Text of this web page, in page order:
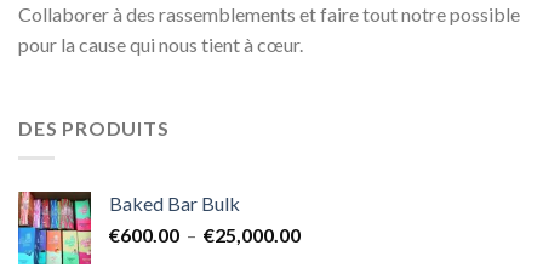
Collaborer à des rassemblements et faire tout notre possible
pour la cause qui nous tient à cœur.
DES PRODUITS
Baked Bar Bulk
€600.00 – €25,000.00Plage